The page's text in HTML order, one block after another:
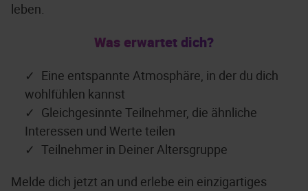
leben.
Was erwartet dich?
Eine entspannte Atmosphäre, in der du dich
wohlfühlen kannst
Gleichgesinnte Teilnehmer, die ähnliche
Interessen und Werte teilen
Teilnehmer in Deiner Altersgruppe
Melde dich jetzt an und erlebe ein einzigartiges